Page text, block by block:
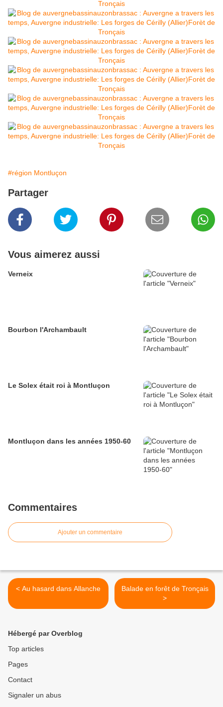
#région Montluçon
Partager
Vous aimerez aussi
Verneix
Bourbon l'Archambault
Le Solex était roi à Montluçon
Montluçon dans les années 1950-60
Commentaires
Ajouter un commentaire
< Au hasard dans Allanche
Balade en forêt de Tronçais
>
Hébergé par Overblog
Top articles
Pages
Contact
Signaler un abus